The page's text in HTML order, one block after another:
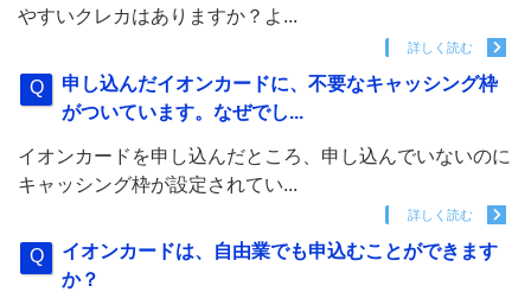
やすいクレカはありますか？よ...
詳しく読む
申し込んだイオンカードに、不要なキャッシング枠
がついています。なぜでし...
イオンカードを申し込んだところ、申し込んでいないのに
キャッシング枠が設定されてい...
詳しく読む
イオンカードは、自由業でも申込むことができます
か？